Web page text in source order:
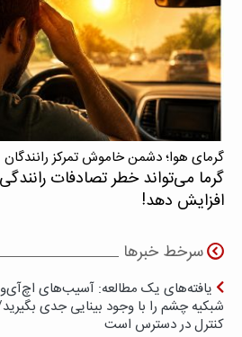
گرمای هوا؛ دشمن خاموش تمرکز رانندگان
گرما می‌تواند خطر تصادفات رانندگی
افزایش دهد!
سرخط خبرها
یافته‌های یک مطالعه: آسیب‌های
شبکیه چشم را با وجود بینایی جدی بگیرید/
کنترل در دسترس است